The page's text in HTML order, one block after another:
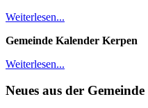
Weiterlesen...
Gemeinde Kalender Kerpen
Weiterlesen...
Neues aus der Gemeinde